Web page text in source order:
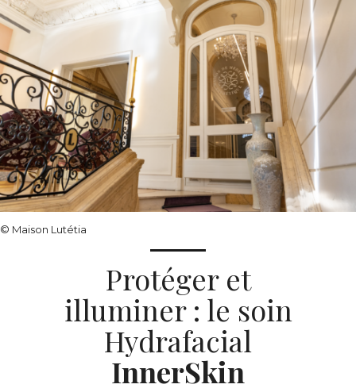
© Maison Lutétia
Protéger et
illuminer : le soin
Hydrafacial
InnerSkin